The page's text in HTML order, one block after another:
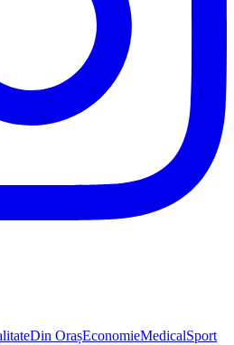
Din OrașEconomieMedicalSport